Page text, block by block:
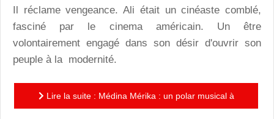
Il réclame vengeance. Ali était un cinéaste comblé,
fasciné par le cinema américain. Un être
volontairement engagé dans son désir d'ouvrir son
peuple à la modernité.
Lire la suite : Médina Mérika : un polar musical à